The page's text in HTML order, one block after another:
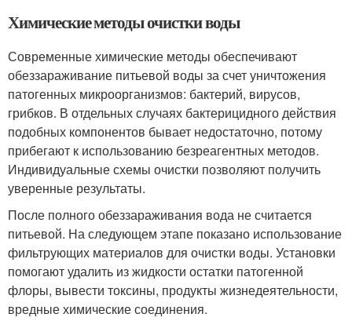
Химические методы очистки воды
Современные химические методы обеспечивают
обеззараживание питьевой воды за счет уничтожения
патогенных микроорганизмов: бактерий, вирусов,
грибков. В отдельных случаях бактерицидного действия
подобных компонентов бывает недостаточно, потому
прибегают к использованию безреагентных методов.
Индивидуальные схемы очистки позволяют получить
уверенные результаты.
После полного обеззараживания вода не считается
питьевой. На следующем этапе показано использование
фильтрующих материалов для очистки воды. Установки
помогают удалить из жидкости остатки патогенной
флоры, вывести токсины, продукты жизнедеятельности,
вредные химические соединения.